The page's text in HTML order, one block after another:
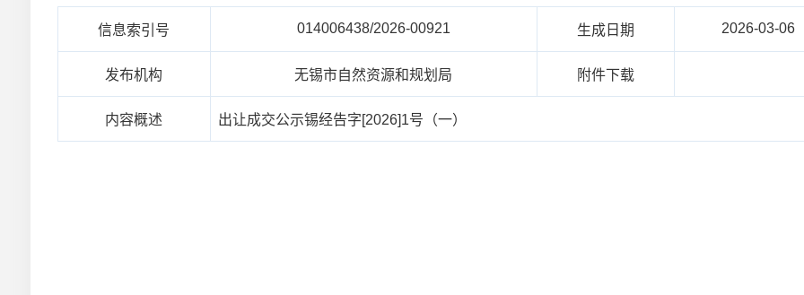
信息索引号 014006438/2026-00921 生成日期 2026-03-06
发布机构 无锡市自然资源和规划局 附件下载
内容概述 出让成交公示锡经告字[2026]1号（一）